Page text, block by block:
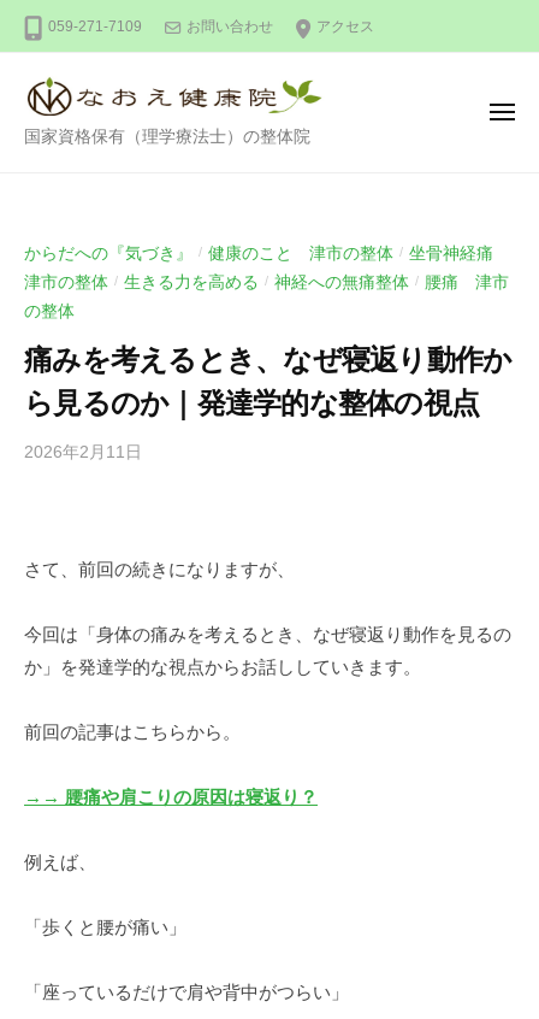
ン
059-271-7109 お問い合わせ アクセス
整
え
健
院
国家資格保有（理学療法士）の整体院
メ
からだへの『気づき』 / 健康のこと 津市の整体 / 坐骨神経痛
津市の整体 / 生きる力を高める / 神経への無痛整体 / 腰痛 津市
の整体
痛みを考えるとき、なぜ寝返り動作か
ら見るのか｜発達学的な整体の視点
2026年2月11日
尚
コ
ン
ト
さて、前回の続きになりますが、
今回は「身体の痛みを考えるとき、なぜ寝返り動作を見るの
か」を発達学的な視点からお話ししていきます。
前回の記事はこちらから。
→→ 腰痛や肩こりの原因は寝返り？
例えば、
「歩くと腰が痛い」
「座っているだけで肩や背中がつらい」
体
な
お
え
健